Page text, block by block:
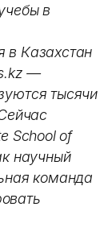
в
в Казахстан
—
тысячи
School of
научный
команда